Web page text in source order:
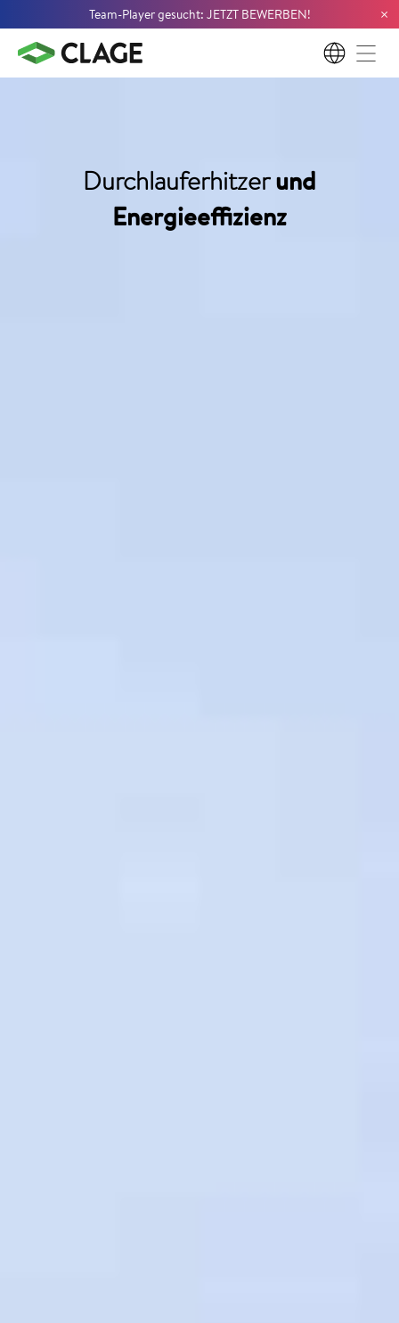
Team-Player gesucht: JETZT BEWERBEN! ×
DE
Durchlauferhitzerund
Energieeffizienz